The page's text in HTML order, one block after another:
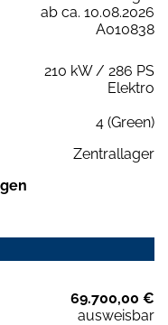
ab ca. 10.08.2026
A010838
210 kW / 286 PS
Elektro
4 (Green)
Zentrallager
69.700,00 €
ausweisbar